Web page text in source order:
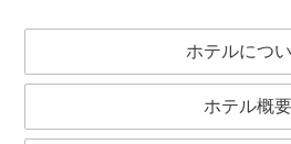
ホテルにつ
ホテル概要